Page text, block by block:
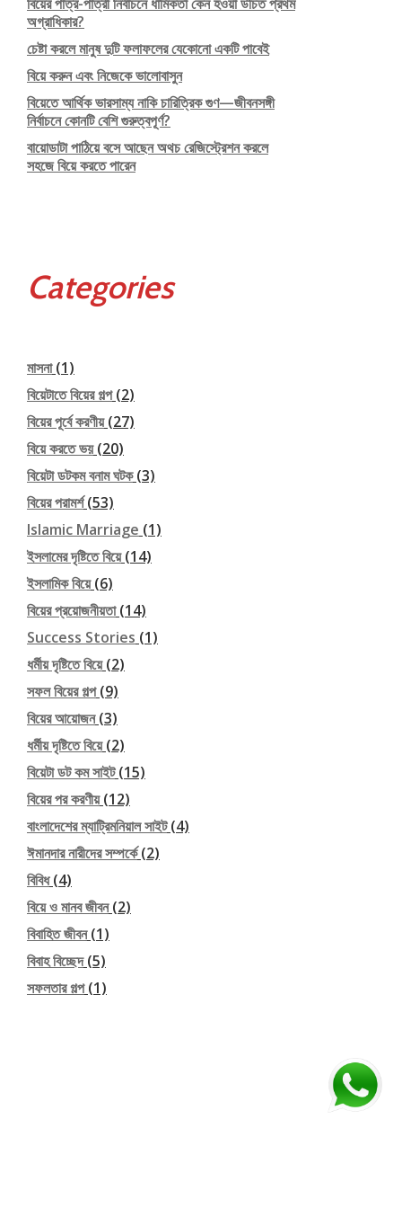
অগ্রাধিকার?
চেষ্টা করলে মানুষ দুটি ফলাফলের যেকোনো একটি পাবেই
বিয়ে করুন এবং নিজেকে ভালোবাসুন
বিয়েতে আর্থিক ভারসাম্য নাকি চারিত্রিক গুণ—জীবনসঙ্গী
নির্বাচনে কোনটি বেশি গুরুত্বপূর্ণ?
বায়োডাটা পাঠিয়ে বসে আছেন অথচ রেজিস্ট্রেশন করলে
সহজে বিয়ে করতে পারেন
Categories
মাসনা(1)
বিয়েটাতে বিয়ের গল্প(2)
বিয়ের পূর্বে করণীয়(27)
বিয়ে করতে ভয়(20)
বিয়েটা ডটকম বনাম ঘটক(3)
বিয়ের পরামর্শ(53)
Islamic Marriage (1)
ইসলামের দৃষ্টিতে বিয়ে(14)
ইসলামিক বিয়ে(6)
বিয়ের প্রয়োজনীয়তা(14)
Success Stories (1)
ধর্মীয় দৃষ্টিতে বিয়ে(2)
সফল বিয়ের গল্প(9)
বিয়ের আয়োজন(3)
ধর্মীয় দৃষ্টিতে বিয়ে(2)
বিয়েটা ডট কম সাইট(15)
বিয়ের পর করণীয়(12)
বাংলাদেশের ম্যাট্রিমনিয়াল সাইট(4)
ঈমানদার নারীদের সম্পর্কে(2)
বিবিধ(4)
বিয়ে ও মানব জীবন(2)
বিবাহিত জীবন(1)
বিবাহ বিচ্ছেদ(5)
সফলতার গল্প(1)